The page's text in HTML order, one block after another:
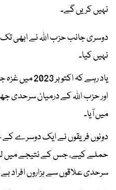
نہیں کریں گے۔
دوسری جانب حزب اللہ نے ابھی
نہیں کیا۔
یاد رہے کہ
اور حزب اللہ کے درمیان سرحدی
میں آیا۔
دونوں فریقوں نے ایک دوسرے کے
حملے کیے، جس کے نتیجے میں
سرحدی علاقوں سے ہزاروں افراد